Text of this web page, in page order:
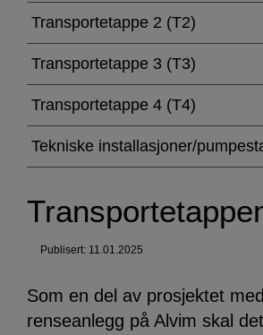
Transportetappe 2 (T2)
Transportetappe 3 (T3)
Transportetappe 4 (T4)
Tekniske installasjoner/
Publisert: 11.01.2025
Som en del av prosjektet
renseanlegg på Alvim skal